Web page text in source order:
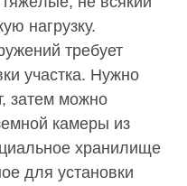
нагрузку.
требует
участка. Нужно
затем можно
камеры из
хранилище
для установки